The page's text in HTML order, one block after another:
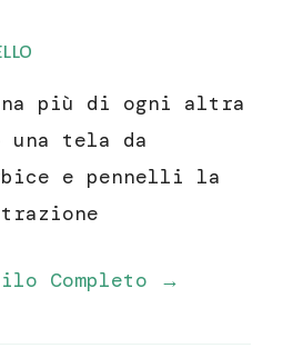
più di ogni altra
tela da
e pennelli la
Completo →